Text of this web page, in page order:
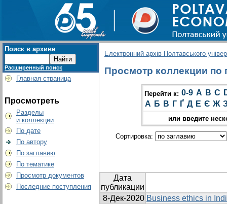
Поиск в архиве
Расширенный поиск
Главная страница
Просмотреть
Разделы
и коллекции
По дате
По автору
По заглавию
По тематике
Просмотр документов
Последние поступления
Електронний архів Полтавського
Просмотр коллекции по
Перейти к: 0-9 A B C
А Б В Г Ґ Д Е Є Ж
или введите
Сортировка:
Дата
публикации
8-Дек-2020 Business ethics in